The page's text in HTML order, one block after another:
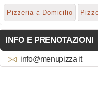
Pizzeria a Domicilio
INFO E PRENOTAZIONI
info@menupizza.it